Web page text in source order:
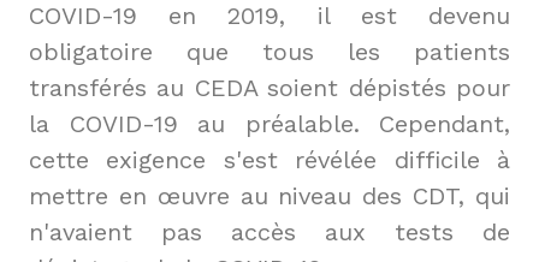
COVID-19 en 2019, il est devenu
obligatoire que tous les patients
transférés au CEDA soient dépistés pour
la COVID-19 au préalable. Cependant,
cette exigence s'est révélée difficile à
mettre en œuvre au niveau des CDT, qui
n'avaient pas accès aux tests de